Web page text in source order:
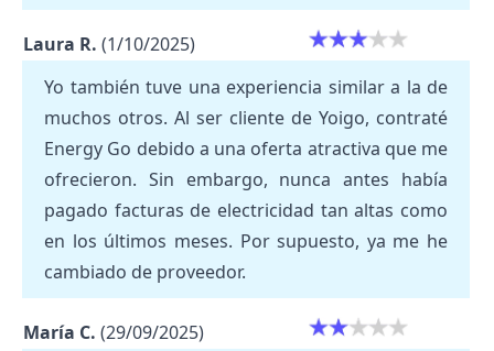
Laura R. (1/10/2025)
Yo también tuve una experiencia similar a la de
muchos otros. Al ser cliente de Yoigo, contraté
Energy Go debido a una oferta atractiva que me
ofrecieron. Sin embargo, nunca antes había
pagado facturas de electricidad tan altas como
en los últimos meses. Por supuesto, ya me he
cambiado de proveedor.
María C. (29/09/2025)